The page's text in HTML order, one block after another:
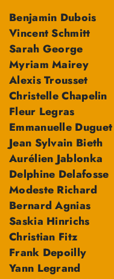
Benjamin Dubois
Vincent Schmitt
Sarah George
Myriam Mairey
Alexis Trousset
Christelle Chapelin
Fleur Legras
Emmanuelle Duguet
Jean Sylvain Bieth
Aurélien Jablonka
Delphine Delafosse
Modeste Richard
Bernard Agnias
Saskia Hinrichs
Christian Fitz
Frank Depoilly
Yann Legrand